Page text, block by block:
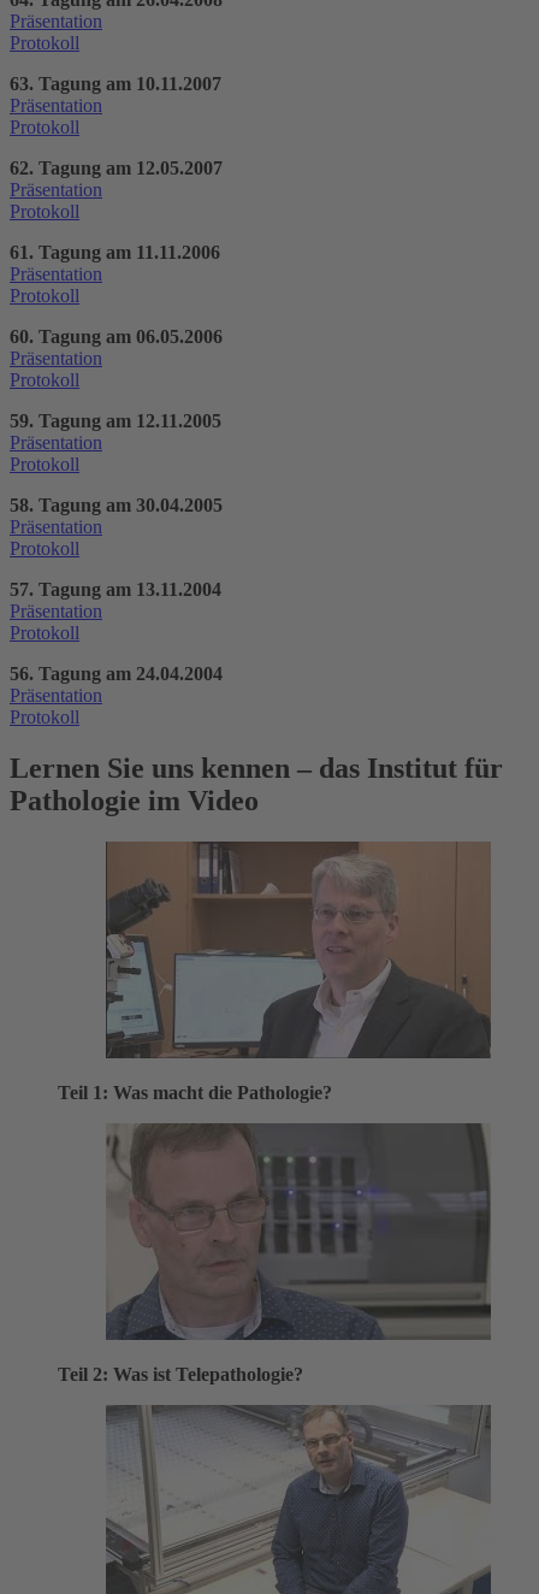
Präsentation
Protokoll
63. Tagung am 10.11.2007
Präsentation
Protokoll
62. Tagung am 12.05.2007
Präsentation
Protokoll
61. Tagung am 11.11.2006
Präsentation
Protokoll
60. Tagung am 06.05.2006
Präsentation
Protokoll
59. Tagung am 12.11.2005
Präsentation
Protokoll
58. Tagung am 30.04.2005
Präsentation
Protokoll
57. Tagung am 13.11.2004
Präsentation
Protokoll
56. Tagung am 24.04.2004
Präsentation
Protokoll
Lernen Sie uns kennen – das Institut für
Pathologie im Video
Teil 1: Was macht die Pathologie?
Teil 2: Was ist Telepathologie?